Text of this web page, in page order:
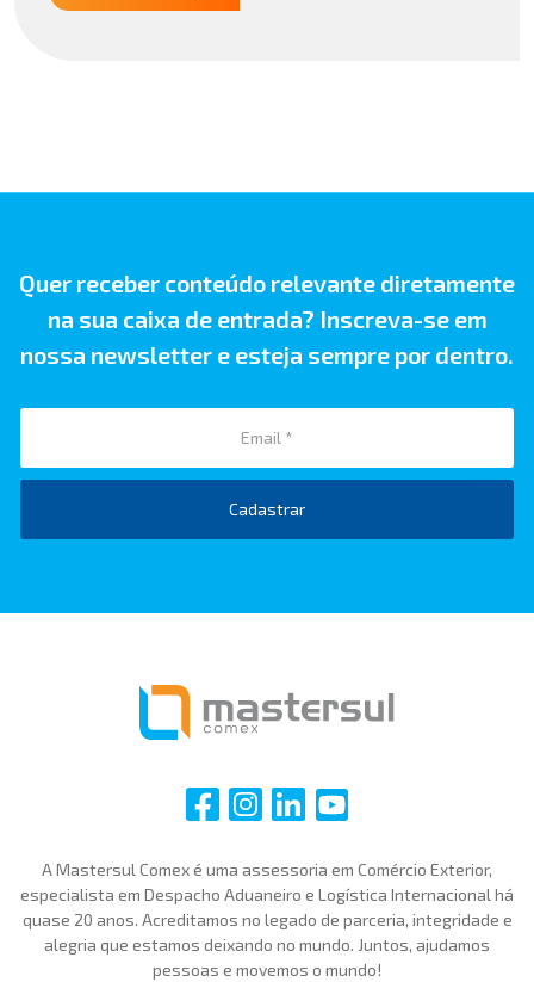
Quer receber conteúdo relevante diretamente
na sua caixa de entrada? Inscreva-se em
nossa newsletter e esteja sempre por dentro.
Cadastrar
i i i i
A Mastersul Comex é uma assessoria em Comércio Exterior,
especialista em Despacho Aduaneiro e Logística Internacional há
quase 20 anos. Acreditamos no legado de parceria, integridade e
alegria que estamos deixando no mundo. Juntos, ajudamos
pessoas e movemos o mundo!